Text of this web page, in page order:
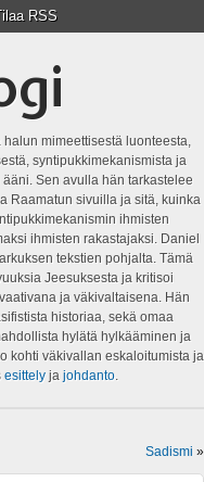
RSS
mimeettisestä luonteesta,
syntipukkimekanismista ja
Sen avulla hän tarkastelee
Raamatun sivuilla ja sitä, kuinka
ihmisten
ihmisten rakastajaksi. Daniel
tekstien pohjalta. Tämä
Jeesuksesta ja kritisoi
ja väkivaltaisena. Hän
historiaa, sekä omaa
hylätä hylkääminen ja
kohti väkivallan eskaloitumista ja
esittelyja johdanto.
Sadismi »